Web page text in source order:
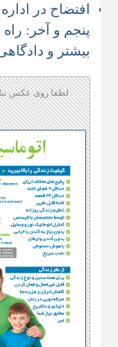
افتضاح در
پنجم و آخر:
بیشتر و
لطفا روی عکس